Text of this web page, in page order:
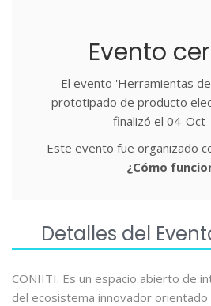
Evento
El evento 'Herramientas
prototipado de producto
finalizó el 04-
Este evento fue organizado
¿Cómo
Detalles del
CONIITI. Es un espacio abierto de
del ecosistema innovador